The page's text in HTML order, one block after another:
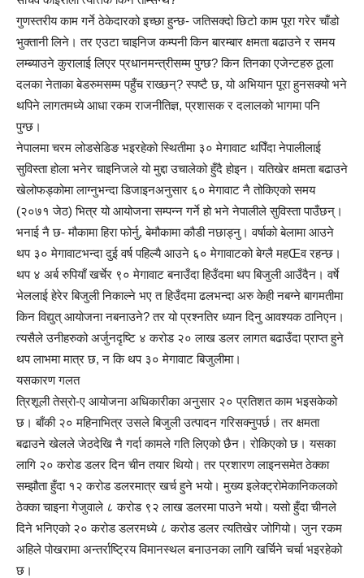
गुणस्तरीय काम गर्ने ठेकेदारको इच्छा हुन्छ- जतिसक्दो छिटो काम पूरा गरेर चाँडो
भुक्तानी लिने। तर एउटा चाइनिज कम्पनी किन बारम्बार क्षमता बढाउने र समय
लम्ब्याउने कुरालाई लिएर प्रधानमन्त्रीसम्म पुग्छ? किन तिनका एजेन्टहरु ठूला
दलका नेताका बेडरुमसम्म पहुँच राख्छन्? स्पष्टै छ, यो अभियान पूरा हुनसक्यो भने
थपिने लागतमध्ये आधा रकम राजनीतिज्ञ, प्रशासक र दलालको भागमा पनि
पुग्छ।
नेपालमा चरम लोडसेडिङ भइरहेको स्थितीमा ३० मेगावाट थपिँदा नेपालीलाई
सुविस्ता होला भनेर चाइनिजले यो मुद्दा उचालेको हुँदै होइन। यतिखेर क्षमता बढाउने
खेलोफड्कोमा लाग्नुभन्दा डिजाइनअनुसार ६० मेगावाट नै तोकिएको समय
(२०७१ जेठ) भित्र यो आयोजना सम्पन्न गर्ने हो भने नेपालीले सुविस्ता पाउँछन्।
भनाई नै छ- मौकामा हिरा फोर्नु, बेमौकामा कौडी नछाड्नु। वर्षाको बेलामा आउने
थप ३० मेगावाटभन्दा दुई वर्ष पहिल्यै आउने ६० मेगावाटको बेग्लै महŒव रहन्छ।
थप ४ अर्ब रुपियाँ खर्चेर ९० मेगावाट बनाउँदा हिउँदमा थप बिजुली आउँदैन। वर्षे
भेललाई हेरेर बिजुली निकाल्ने भए त हिउँदमा ढलभन्दा अरु केही नबग्ने बागमतीमा
किन विद्युत् आयोजना नबनाउने? तर यो प्रश्नतिर ध्यान दिनु आवश्यक ठानिएन।
त्यसैले उनीहरुको अर्जुनदृष्टि ४ करोड २० लाख डलर लागत बढाउँदा प्राप्त हुने
थप लाभमा मात्र छ, न कि थप ३० मेगावाट बिजुलीमा।
यसकारण गलत
त्रिशूली तेस्रो-ए आयोजना अधिकारीका अनुसार २० प्रतिशत काम भइसकेको
छ। बाँकी २० महिनाभित्र उसले बिजुली उत्पादन गरिसक्नुपर्छ। तर क्षमता
बढाउने खेलले जेठदेखि नै गर्दा कामले गति लिएको छैन। रोकिएको छ। यसका
लागि २० करोड डलर दिन चीन तयार थियो। तर प्रशारण लाइनसमेत ठेक्का
सम्झौता हुँदा १२ करोड डलरमात्र खर्च हुने भयो। मुख्य इलेक्ट्रोमेकानिकलको
ठेक्का चाइना गेजुवाले ८ करोड ९२ लाख डलरमा पाउने भयो। यसो हुँदा चीनले
दिने भनिएको २० करोड डलरमध्ये ८ करोड डलर त्यतिखेर जोगियो। जुन रकम
अहिले पोखरामा अन्तर्राष्ट्रिय विमानस्थल बनाउनका लागि खर्चिने चर्चा भइरहेको
छ।